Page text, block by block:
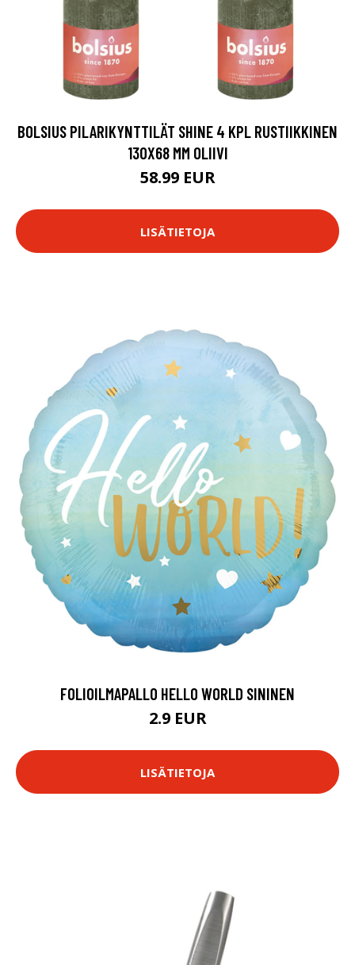
BOLSIUS PILARIKYNTTILÄT SHINE 4 KPL RUSTIIKKINEN
130X68 MM OLIIVI
58.99 EUR
LISÄTIETOJA
FOLIOILMAPALLO HELLO WORLD SININEN
2.9 EUR
LISÄTIETOJA